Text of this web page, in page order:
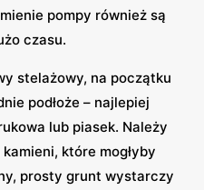
pompy również są
czasu.
stelażowy, na początku
podłoże – najlepiej
lub piasek. Należy
które mogłyby
prosty grunt wystarczy